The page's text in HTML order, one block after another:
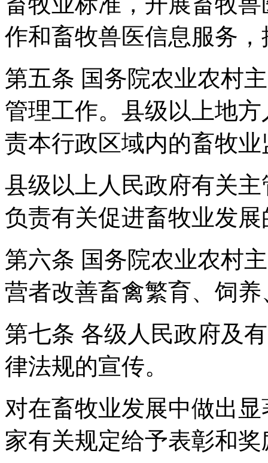
作和畜牧兽医信息服务
第五条 国务院农业农村
管理工作。县级以上地
责本行政区域内的畜牧
县级以上人民政府有关
负责有关促进畜牧业发
第六条 国务院农业农村
营者改善畜禽繁育、饲
第七条 各级人民政府及
律法规的宣传。
对在畜牧业发展中做出
家有关规定给予表彰和奖